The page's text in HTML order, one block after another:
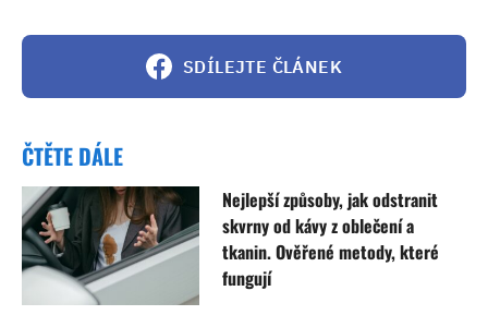
SDÍLEJTE ČLÁNEK
ČTĚTE DÁLE
Nejlepší způsoby, jak odstranit
skvrny od kávy z oblečení a
tkanin. Ověřené metody, které
fungují